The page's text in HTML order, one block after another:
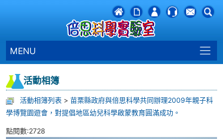
MENU
活動相簿
活動相簿列表 > 苗栗縣政府與倍思科學共同辦理2009年親子科
學博覽園遊會，對提倡地區幼兒科學啟蒙教育圓滿成功。
點閱數:2728